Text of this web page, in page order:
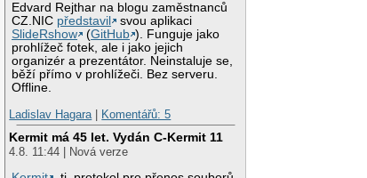
Edvard Rejthar na blogu zaměstnanců
CZ.NIC představil
svou aplikaci
SlideRshow
(GitHub ). Funguje jako
prohlížeč fotek, ale i jako jejich
organizér a prezentátor. Neinstaluje se,
běží přímo v prohlížeči. Bez serveru.
Offline.
Ladislav Hagara | Komentářů: 5
Kermit má 45 let. Vydán C-Kermit 11
4.8. 11:44 | Nová verze